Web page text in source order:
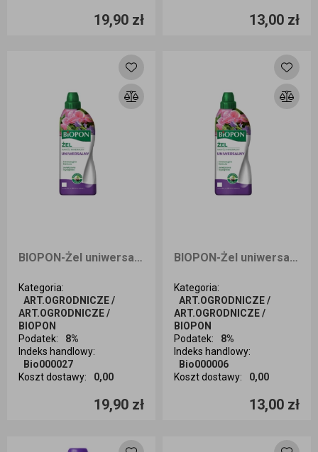
19,90 zł 13,00 zł
BIOPON-Żel uniwersalny 1 l
Kategoria:
ART.OGRODNICZE /
ART.OGRODNICZE /
BIOPON
Podatek:
8%
Indeks handlowy:
Bio000027
Koszt dostawy: 0,00
19,90 zł
Ilość sztuk
BIOPON-Żel uniwersalny 0,5 l
Kategoria:
ART.OGRODNICZE /
ART.OGRODNICZE /
BIOPON
Podatek:
8%
Indeks handlowy:
Bio000006
Koszt dostawy: 0,00
13,00 zł
Ilość sztuk